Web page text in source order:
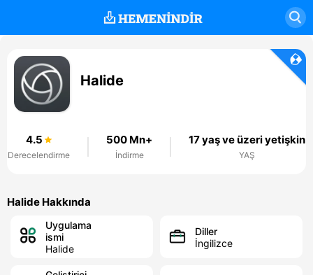
Halide
4.5
Derecelendirme
500 Mn+
İndirme
17 yaş ve üzeri yetişkin
YAŞ
Halide Hakkında
Uygulama
ismi
Halide
Diller
İngilizce